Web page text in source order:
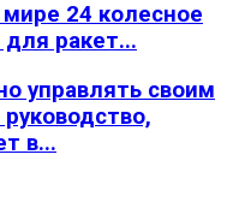
24 колесное
ракет...
управлять своим
в...